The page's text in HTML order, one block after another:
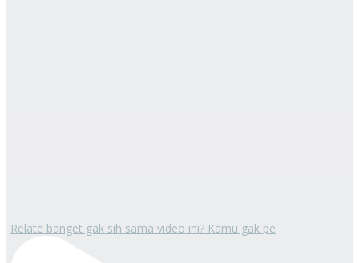
Relate banget gak sih sama video ini? Kamu gak pe